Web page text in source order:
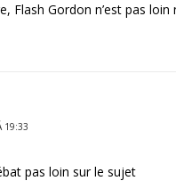
Flash Gordon n’est pas
19:33
pas loin sur le sujet